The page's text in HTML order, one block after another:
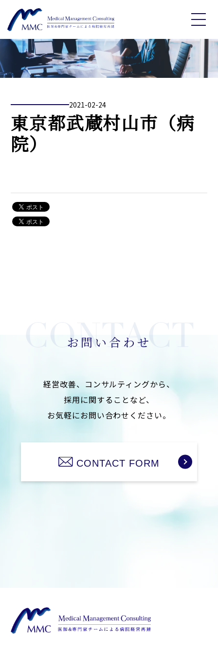
2021-02-24
東京都武蔵村山市（病
院）
お問い合わせ
経営改善、コンサルティングから、
採用に関することなど、
お気軽にお問い合わせください。
CONTACT FORM